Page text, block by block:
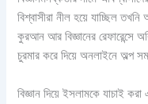
বিশ্বাসীরা নীল হয়ে যাচ্ছিল
কুরআন আর বিজ্ঞানের রেফারেন্সে
চুরমার করে দিয়ে অনলাইনে অল্প
বিজ্ঞান দিয়ে ইসলামকে যাচাই